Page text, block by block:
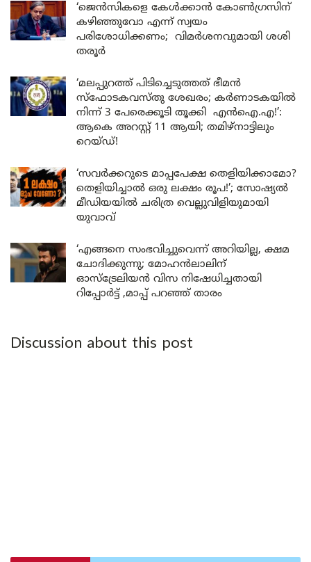
‘ജെൻസികളെ കേൾക്കാൻ കോൺഗ്രസിന്
കഴിഞ്ഞുവോ എന്ന് സ്വയം
പരിശോധിക്കണം; വിമർശനവുമായി ശശി
തരൂർ
‘മലപ്പുറത്ത് പിടിച്ചെടുത്തത് ഭീമൻ
സ്ഫോടകവസ്തു ശേഖരം; കർണാടകയിൽ
നിന്ന് 3 പേരെക്കൂടി തൂക്കി എൻഐ.എ!’:
ആകെ അറസ്റ്റ് 11 ആയി; തമിഴ്‌നാട്ടിലും
റെയ്ഡ്!
‘സവർക്കറുടെ മാപ്പപേക്ഷ തെളിയിക്കാമോ?
തെളിയിച്ചാൽ ഒരു ലക്ഷം രൂപ!’; സോഷ്യൽ
മീഡിയയിൽ ചരിത്ര വെല്ലുവിളിയുമായി
യുവാവ്
‘എങ്ങനെ സംഭവിച്ചുവെന്ന് അറിയില്ല, ക്ഷമ
ചോദിക്കുന്നു; മോഹൻലാലിന്
ഓസ്ട്രേലിയൻ വിസ നിഷേധിച്ചതായി
റിപ്പോർട്ട് ,മാപ്പ് പറഞ്ഞ് താരം
Discussion about this post